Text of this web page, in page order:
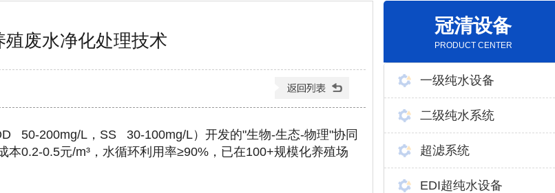
殖废水净化处理技术
50-200mg/L，SS 30-100mg/L）开发的"生物-生态-物理"协同
0.2-0.5元/m³，水循环利用率≥90%，已在100+规模化养殖场
冠清设备
PRODUCT CENTER
一级纯水设备
二级纯水系统
超滤系统
EDI超纯水设备